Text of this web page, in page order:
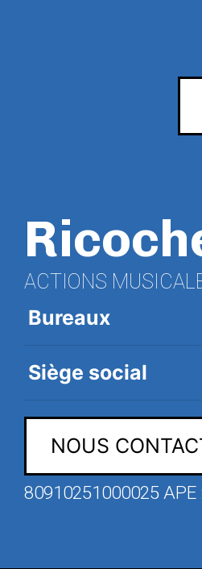
ACTIONS
Bureaux
Siège social
NOUS
80910251000025 APE